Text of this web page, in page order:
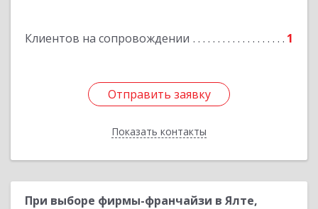
Клиентов на сопровождении 1
Отправить заявку
Показать контакты
Отправить заявку
Назад
При выборе фирмы-франчайзи в Ялте,